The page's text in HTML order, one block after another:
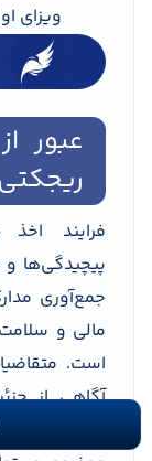
ویزای
عبور
ریجکتی
فرایند اخذ
پیچیدگی‌ها
جمع‌آوری
مالی و
است.
آگاهی از
پرونده با